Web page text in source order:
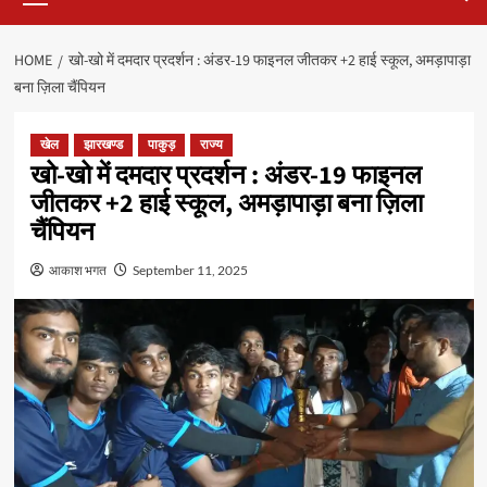
HOME
खो-खो में दमदार प्रदर्शन : अंडर-19 फाइनल जीतकर +2 हाई स्कूल, अमड़ापाड़ा
बना ज़िला चैंपियन
खेल झारखण्ड पाकुड़ राज्य
खो-खो में दमदार प्रदर्शन : अंडर-19 फाइनल
जीतकर +2 हाई स्कूल, अमड़ापाड़ा बना ज़िला
चैंपियन
आकाश भगत September 11, 2025